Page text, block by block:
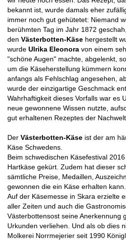
bekannt ist, wurde damals eher
immer noch gut gehütetet: Niemand
berühmten Tag im Jahr 1872
den Västerbotten-Käse hergestellt
wurde Ulrika Eleonora von einem
"schöne Augen" machte, abgelenkt,
um die Käseherstellung kümmern
anfangs als Fehlschlag angesehen,
wurde der einzigartige Geschmack
Wahrhaftigkeit dieses Vorfalls war es
neue gewonnene Wissen nutzte,
gut erhaltenen Rezeptes der
Der Västerbotten-Käse ist der am
Käse Schwedens.
Beim schwedischen Käsefestival
Hartkäse gekürt. Zudem hat dieser
sämtliche Preise, Medaillen,
gewonnen die ein Käse erhalten kann.
Auf der Käsemesse in Skara erzielte
aller Zeiten und auch die
Västerbottensost seine Anerkennung
Urkunden verliehen. Und als ob dies
Molkerei Norrmejerier seit 1990